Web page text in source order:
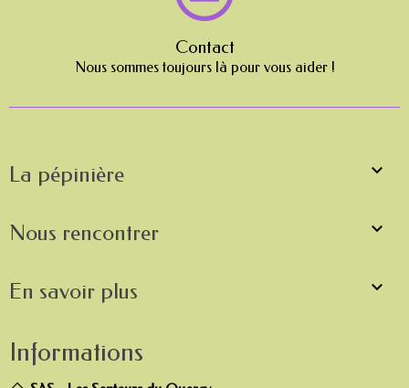
Contact
Nous sommes toujours là pour vous aider !
La pépinière 
Nous rencontrer 
En savoir plus 
Informations